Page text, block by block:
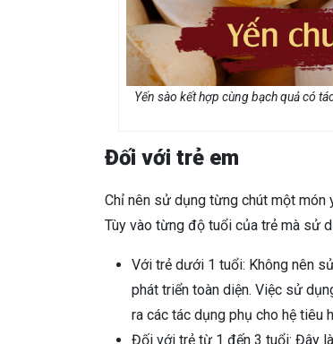
Yến sào kết hợp cùng bạch quả có
Đối với trẻ em
Chỉ nên sử dụng từng chút một món
Tùy vào từng độ tuổi của trẻ mà sử
Với trẻ dưới 1 tuổi: Không nên
phát triển toàn diện. Việc sử
ra các tác dụng phụ cho hệ tiêu
Đối với trẻ từ 1 đến 3 tuổi: Đây